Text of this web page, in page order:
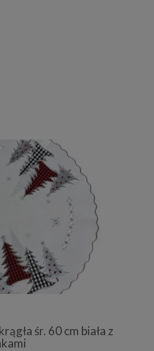
śr. 60 cm biała z